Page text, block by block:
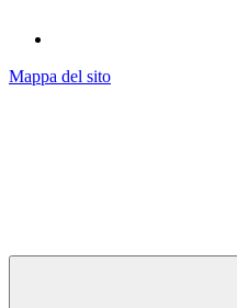
Mappa del sito